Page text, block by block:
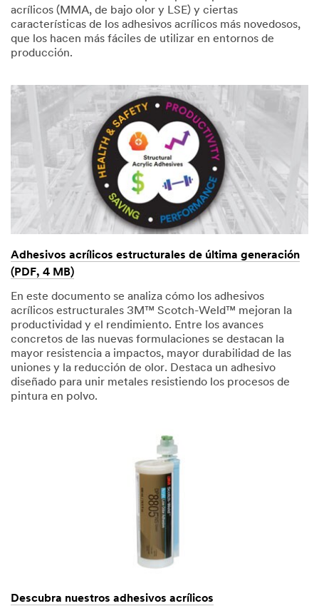
acrílicos (MMA, de bajo olor y LSE) y ciertas
características de los adhesivos acrílicos más novedosos,
que los hacen más fáciles de utilizar en entornos de
producción.
Adhesivos acrílicos estructurales de última generación
(PDF, 4 MB)
En este documento se analiza cómo los adhesivos
acrílicos estructurales 3M™ Scotch-Weld™ mejoran la
productividad y el rendimiento. Entre los avances
concretos de las nuevas formulaciones se destacan la
mayor resistencia a impactos, mayor durabilidad de las
uniones y la reducción de olor. Destaca un adhesivo
diseñado para unir metales resistiendo los procesos de
pintura en polvo.
Descubra nuestros adhesivos acrílicos